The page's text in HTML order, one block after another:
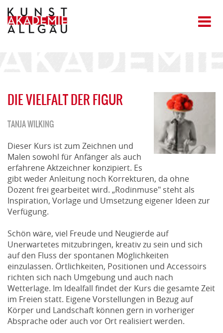
DIE VIELFALT DER FIGUR
TANJA WILKING
Dieser Kurs ist zum Zeichnen und
Malen sowohl für Anfänger als auch
erfahrene Aktzeichner konzipiert. Es
gibt weder Anleitung noch Korrekturen, da ohne
Dozent frei gearbeitet wird. „Rodinmuse" steht als
Inspiration, Vorlage und Umsetzung eigener Ideen zur
Verfügung.
Schön wäre, viel Freude und Neugierde auf
Unerwartetes mitzubringen, kreativ zu sein und sich
auf den Fluss der spontanen Möglichkeiten
einzulassen. Örtlichkeiten, Positionen und Accessoirs
richten sich nach Umgebung und auch nach
Wetterlage. Im Idealfall findet der Kurs die gesamte Zeit
im Freien statt. Eigene Vorstellungen in Bezug auf
Körper und Landschaft können gern in vorheriger
Absprache oder auch vor Ort realisiert werden.